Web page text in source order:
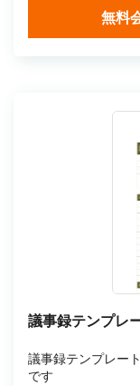
無料
議事録テンプレ
議事録テンプレー
です